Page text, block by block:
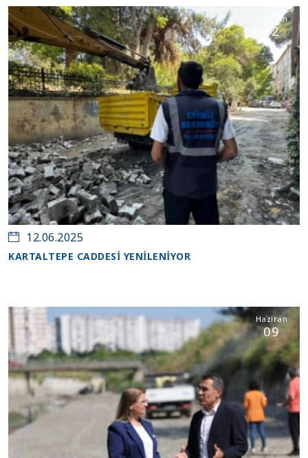
Haziran
12
12.06.2025
KARTALTEPE CADDESİ YENİLENİYOR
Haziran
09